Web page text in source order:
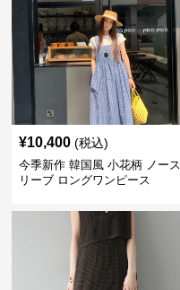
¥10,400 (税込)
今季新作 韓国風 小花柄 ノース
リーブ ロングワンピース